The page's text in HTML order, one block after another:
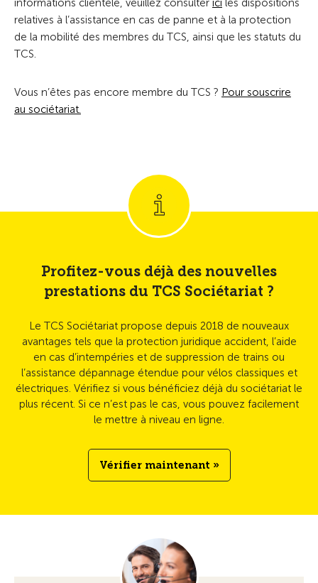
informations clientèle, veuillez consulter ici les dispositions
relatives à l’assistance en cas de panne et à la protection
de la mobilité des membres du TCS, ainsi que les statuts du
TCS.
Vous n’êtes pas encore membre du TCS ? Pour souscrire
au sociétariat.
Profitez-vous déjà des nouvelles
prestations du TCS Sociétariat ?
Le TCS Sociétariat propose depuis 2018 de nouveaux
avantages tels que la protection juridique accident, l’aide
en cas d’intempéries et de suppression de trains ou
l’assistance dépannage étendue pour vélos classiques et
électriques. Vérifiez si vous bénéficiez déjà du sociétariat le
plus récent. Si ce n’est pas le cas, vous pouvez facilement
le mettre à niveau en ligne.
Vérifier maintenant »